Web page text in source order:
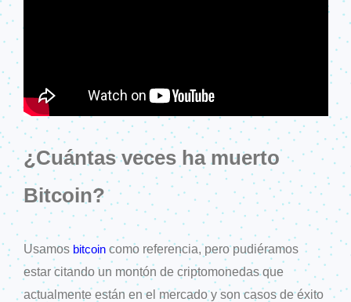
¿Cuántas veces ha muerto
Bitcoin?
Usamos bitcoincomo referencia, pero pudiéramos
estar citando un montón de criptomonedas que
actualmente están en el mercado y son casos de éxito